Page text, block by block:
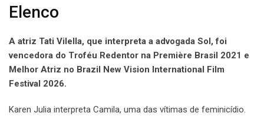
Elenco
A atriz Tati Vilella, que interpreta a advogada Sol, foi
vencedora do Troféu Redentor na Première Brasil 2021 e
Melhor Atriz no Brazil New Vision International Film
Festival 2026.
Karen Julia interpreta Camila, uma das vítimas de feminicídio.